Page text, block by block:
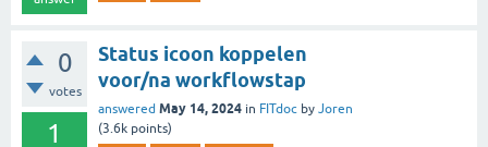
0
votes
1
Status icoon koppelen
voor/na workflowstap
answered May 14, 2024 in FITdoc by Joren
(3.6k points)